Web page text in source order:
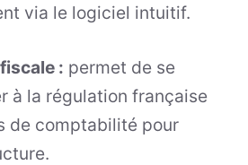
via le logiciel intuitif.
: permet de se
à la régulation française
de comptabilité pour